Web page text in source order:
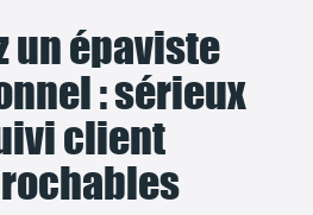
un épaviste
: sérieux
client